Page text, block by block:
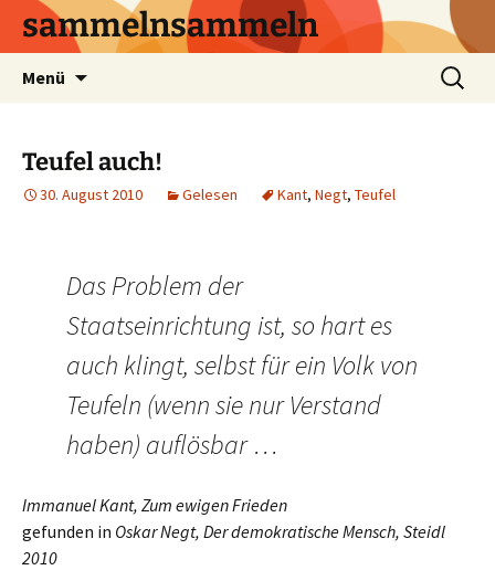
sammelnsammeln
Menü
Suchen
nach:
Teufel auch!
30. August 2010 Gelesen Kant, Negt, Teufel
Das Problem der
Staatseinrichtung ist, so hart es
auch klingt, selbst für ein Volk von
Teufeln (wenn sie nur Verstand
haben) auflösbar …
Immanuel Kant, Zum ewigen Frieden
gefunden in Oskar Negt, Der demokratische Mensch, Steidl
2010